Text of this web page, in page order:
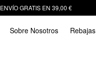
ENVÍO GRATIS EN 39,00 €
Sobre Nosotros Rebajas